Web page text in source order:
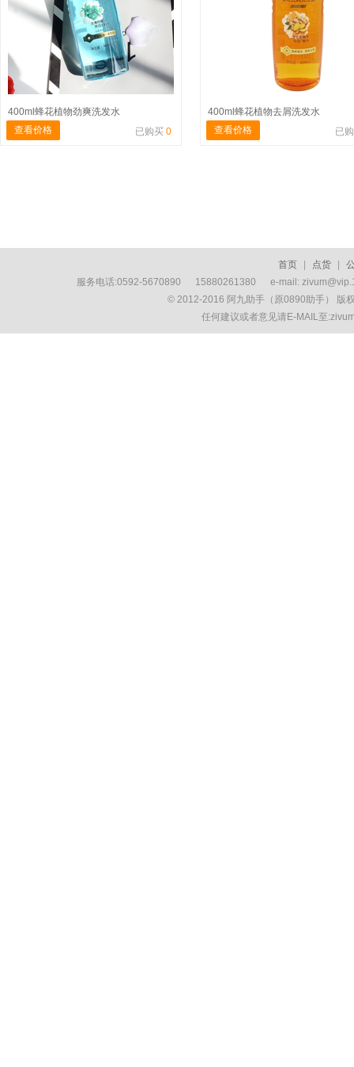
400ml蜂花植物劲爽洗发水
查看价格
已购买 0
400ml蜂花植物去屑洗发水
查看价格
已
首页 点货
服务电话:0592-5670890 15880261380 e-mail:
© 2012-2016 阿九助手（原0890助手） 版
任何建议或者意见请E-MAIL至